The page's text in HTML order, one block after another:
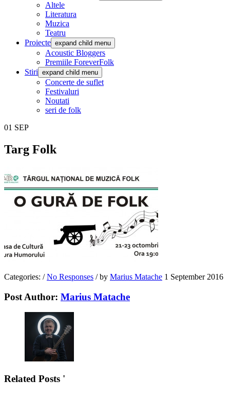
Altele
Literatura
Muzica
Teatru
Proiecte expand child menu
Acoustic Bloggers
Premiile ForeverFolk
Stiri expand child menu
Concerte de suflet
Festivaluri
Noutati
seri de folk
01 SEP
Targ Folk
Categories: / No Responses /by Marius Matache 1 September 2016
Post Author: Marius Matache
Related Posts '